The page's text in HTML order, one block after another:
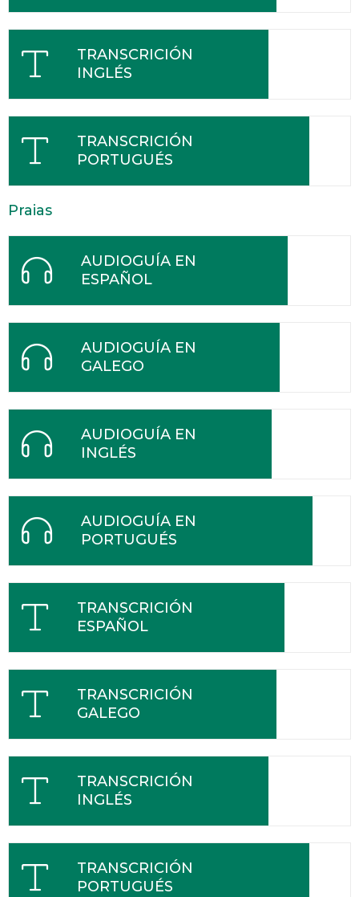
TRANSCRICIÓN
INGLÉS
TRANSCRICIÓN
PORTUGUÉS
Praias
AUDIOGUÍA EN
ESPAÑOL
AUDIOGUÍA EN
GALEGO
AUDIOGUÍA EN
INGLÉS
AUDIOGUÍA EN
PORTUGUÉS
TRANSCRICIÓN
ESPAÑOL
TRANSCRICIÓN
GALEGO
TRANSCRICIÓN
INGLÉS
TRANSCRICIÓN
PORTUGUÉS